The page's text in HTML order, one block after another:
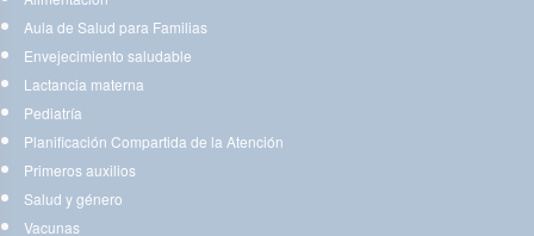
Aula de Salud para Familias
Envejecimiento saludable
Lactancia materna
Pediatría
Planificación Compartida de la Atención
Primeros auxilios
Salud y género
Vacunas